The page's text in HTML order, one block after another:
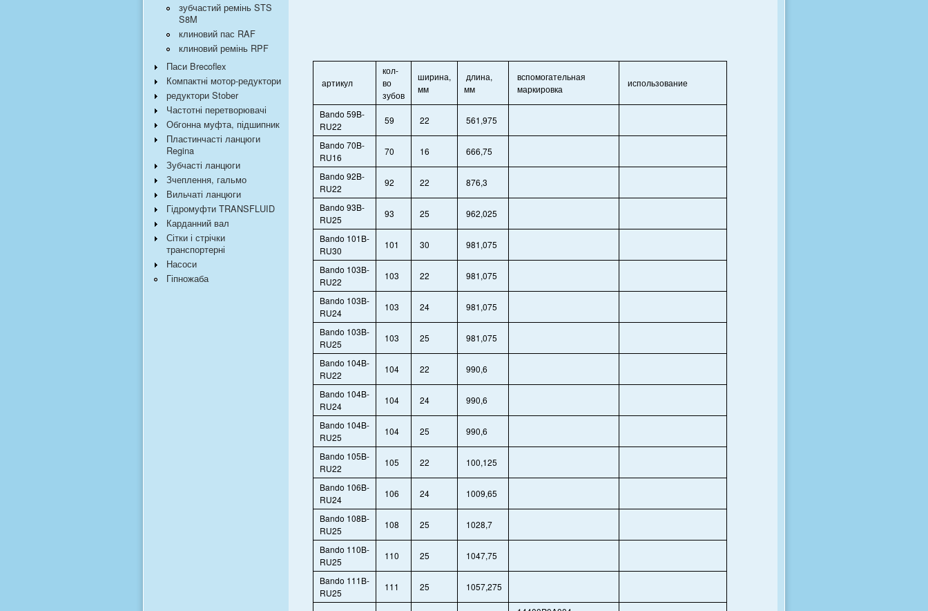
зубчастий ремінь STS
S8M
клиновий пас RAF
клиновий ремінь RPF
Паси Brecoflex
Компактні мотор-редуктори
редуктори Stober
Частотні перетворювачі
Обгонна муфта, підшипник
Пластинчасті ланцюги
Regina
Зубчасті ланцюги
Зчеплення, гальмо
Вильчаті ланцюги
Гідромуфти TRANSFLUID
Карданний вал
Сітки і стрічки
транспортерні
Насоси
Гіпножаба
артикул
кол-
во
зубов
ширина,
мм
длина,
мм
вспомогательная
маркировка
использование
Bando 59B-
RU22
59 22 561,975
Bando 70B-
RU16
70 16 666,75
Bando 92B-
RU22
92 22 876,3
Bando 93B-
RU25
93 25 962,025
Bando 101B-
RU30
101 30 981,075
Bando 103B-
RU22
103 22 981,075
Bando 103B-
RU24
103 24 981,075
Bando 103B-
RU25
103 25 981,075
Bando 104B-
RU22
104 22 990,6
Bando 104B-
RU24
104 24 990,6
Bando 104B-
RU25
104 25 990,6
Bando 105B-
RU22
105 22 100,125
Bando 106B-
RU24
106 24 1009,65
Bando 108B-
RU25
108 25 1028,7
Bando 110B-
RU25
110 25 1047,75
Bando 111B-
RU25
111 25 1057,275